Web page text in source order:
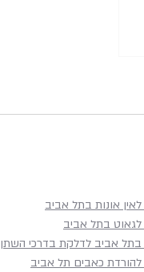
לאין אונות בתל אביב
לגאוט בתל אביב
בתל אביב לדלקת בדרכי השתן
להורדת כאבים תל אביב